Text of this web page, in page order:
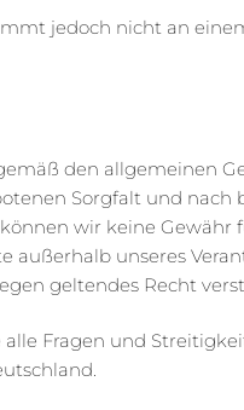
jedoch nicht an
den allgemeinen
Sorgfalt und
wir keine
außerhalb unseres
geltendes Recht
alle Fragen und